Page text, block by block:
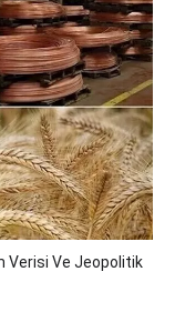
Verisi Ve Jeopolitik